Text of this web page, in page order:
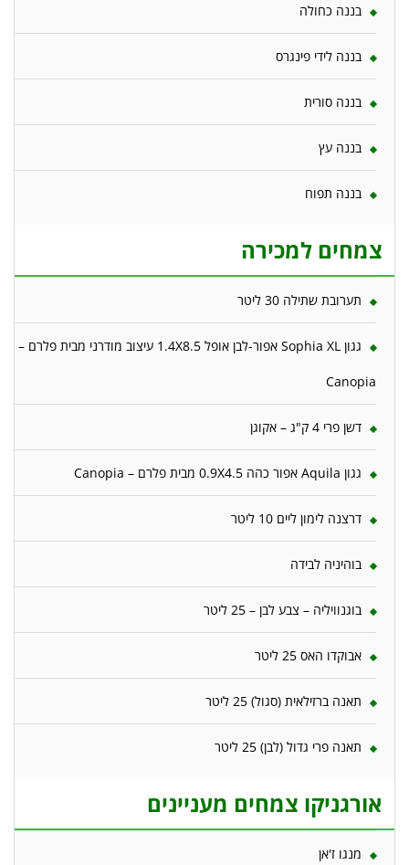
בננה כחולה
בננה לידי פינגרס
בננה סורית
בננה עץ
בננה תפוח
צמחים למכירה
תערובת שתילה 30 ליטר
גגון Sophia XL אפור-לבן אופל 1.4X8.5 עיצוב מודרני מבית פלרם –
Canopia
דשן פרי 4 ק"ג – אקוגן
גגון Aquila אפור כהה 0.9X4.5 מבית פלרם – Canopia
דרצנה לימון ליים 10 ליטר
בוהיניה לבידה
בוגנוויליה – צבע לבן – 25 ליטר
אבוקדו האס 25 ליטר
תאנה ברזילאית (סגול) 25 ליטר
תאנה פרי גדול (לבן) 25 ליטר
אורגניקו צמחים מעניינים
מנגו ז'אן